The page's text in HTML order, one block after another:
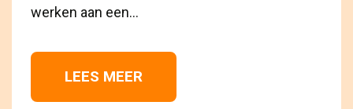
werken aan een...
LEES MEER